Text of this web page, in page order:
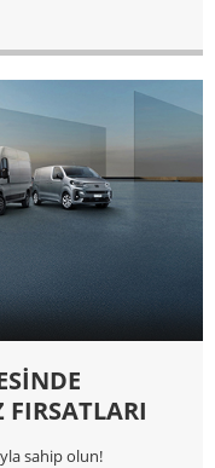
sahip olun!